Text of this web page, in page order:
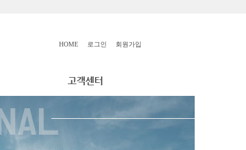
HOME 로그인 회원가입